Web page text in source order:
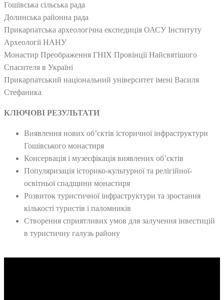
Гошівська сільська рада
Долинська районна рада
Прикарпатська археологічна експедиція ОАСУ Інституту
Археології НАНУ
Монастир Преображення ГНІХ Провiнцiї Найсвятішого
Спасителя в Україні
Прикарпатський національний університет імені Василя
Стефаника
КЛЮЧОВІ РЕЗУЛЬТАТИ
Виявлення нових об’єктів історичної інфраструктури
Гошівського монастиря
Консервація і музеєфікація виявлених об’єктів
Популяризація історико-культурної та релігійної-
освітньої спадщини монастиря
Розвиток туристичної інфраструктури та зростання
кількості туристів і паломників
Створення сприятливих умов для залучення інвестицій
в туристичну галузь району